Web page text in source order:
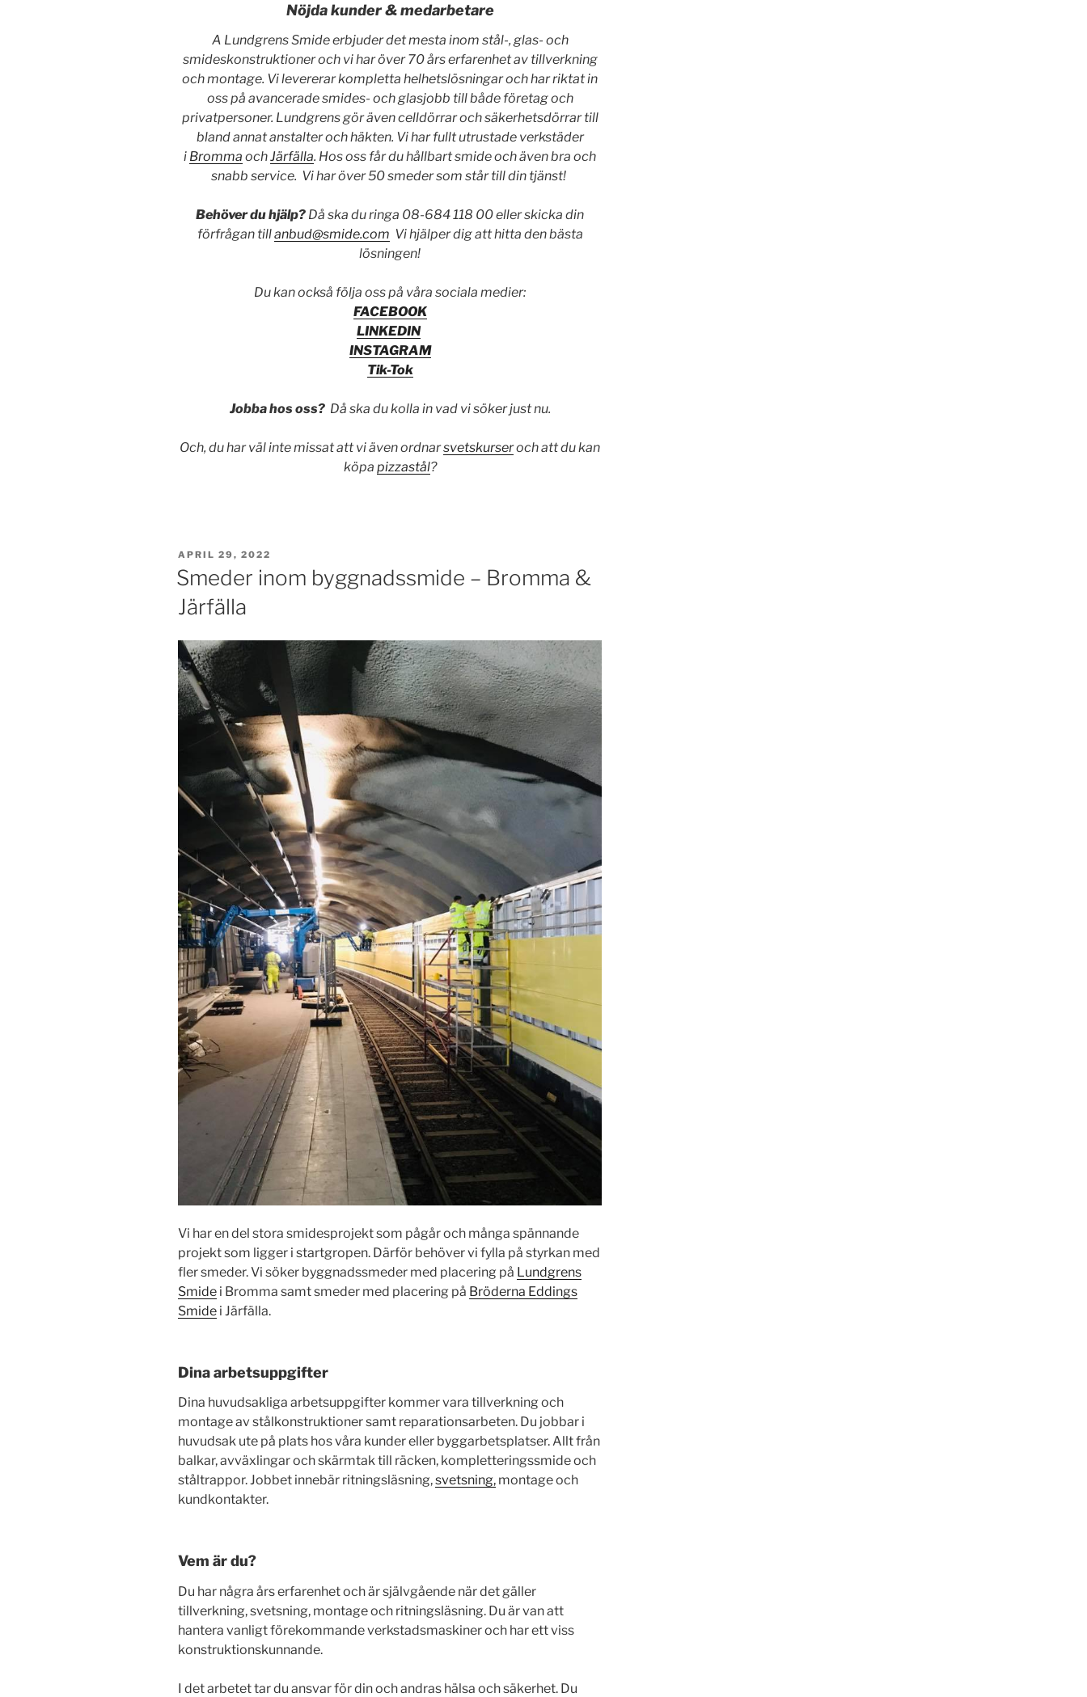
Nöjda kunder & medarbetare
A Lundgrens Smide erbjuder det mesta inom stål-, glas- och
smideskonstruktioner och vi har över 70 års erfarenhet av tillverkning
och montage. Vi levererar kompletta helhetslösningar och har riktat in
oss på avancerade smides- och glasjobb till både företag och
privatpersoner. Lundgrens gör även celldörrar och säkerhetsdörrar till
bland annat anstalter och häkten. Vi har fullt utrustade verkstäder
i Bromma ochJärfälla. Hos oss får du hållbart smide och även bra och
snabb service. Vi har över 50 smeder som står till din tjänst!
Behöver du hjälp? Då ska du ringa 08-684 118 00 eller skicka din
förfrågan tillanbud@smide.com Vi hjälper dig att hitta den bästa
lösningen!
Du kan också följa oss på våra sociala medier:
FACEBOOK
LINKEDIN
INSTAGRAM
Tik-Tok
Jobba hos oss? Då ska du kolla in vad vi söker just nu.
Och, du har väl inte missat att vi även ordnarsvetskurseroch att du kan
köpa pizzastål?
PUBLICERAT
APRIL 29, 2022
Smeder inom byggnadssmide – Bromma &
Järfälla
Vi har en del stora smidesprojekt som pågår och många spännande
projekt som ligger i startgropen. Därför behöver vi fylla på styrkan med
fler smeder. Vi söker byggnadssmeder med placering på Lundgrens
Smide i Bromma samt smeder med placering på Bröderna Eddings
Smide i Järfälla.
Dina arbetsuppgifter
Dina huvudsakliga arbetsuppgifter kommer vara tillverkning och
montage av stålkonstruktioner samt reparationsarbeten. Du jobbar i
huvudsak ute på plats hos våra kunder eller byggarbetsplatser. Allt från
balkar, avväxlingar och skärmtak till räcken, kompletteringssmide och
ståltrappor. Jobbet innebär ritningsläsning,svetsning, montage och
kundkontakter.
Vem är du?
Du har några års erfarenhet och är självgående när det gäller
tillverkning, svetsning, montage och ritningsläsning. Du är van att
hantera vanligt förekommande verkstadsmaskiner och har ett viss
konstruktionskunnande.
I det arbetet tar du ansvar för din och andras hälsa och säkerhet. Du